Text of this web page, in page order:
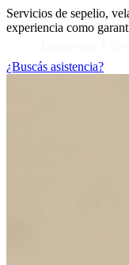
Servicios de sepelio,
experiencia como
¿Buscás asistencia?